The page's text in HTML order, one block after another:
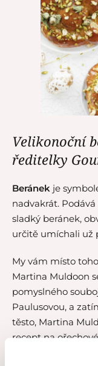
Velikonoční
ředitelky
Beránek je
nadvakrát.
sladký beránek,
určitě umíchali už
My vám místo
Martina Muldoon
pomyslného
Paulusovou, a
těsto, Martina
recept na